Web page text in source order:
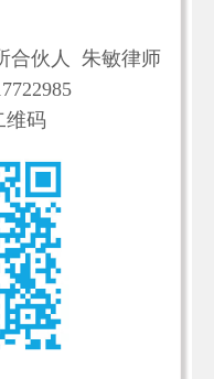
合伙人 朱敏律师
维码